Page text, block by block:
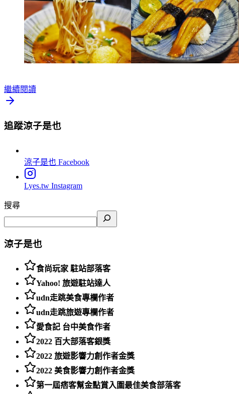
繼續閱讀
追蹤涼子是也
涼子是也 Facebook
Lyes.tw Instagram
搜尋
涼子是也
食尚玩家 駐站部落客
Yahoo! 旅遊駐站達人
udn走跳美食專欄作者
udn走跳旅遊專欄作者
愛食記 台中美食作者
2022 百大部落客銀獎
2022 旅遊影響力創作者金獎
2022 美食影響力創作者金獎
第一屆痞客幫金點賞入圍最佳美食部落客